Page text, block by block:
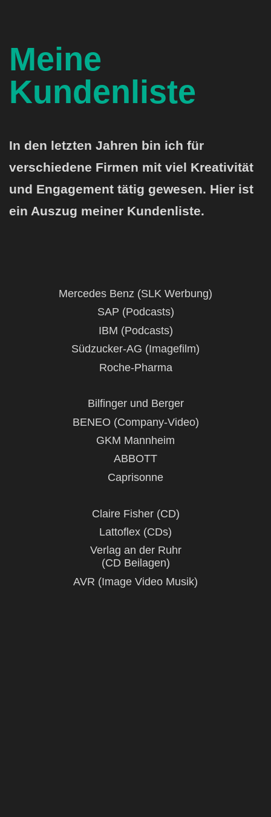
Meine
Kundenliste
In den letzten Jahren bin ich für
verschiedene Firmen mit viel Kreativität
und Engagement tätig gewesen. Hier ist
ein Auszug meiner Kundenliste.
Mercedes Benz (SLK Werbung)
SAP (Podcasts)
IBM (Podcasts)
Südzucker-AG (Imagefilm)
Roche-Pharma
Bilfinger und Berger
BENEO (Company-Video)
GKM Mannheim
ABBOTT
Caprisonne
Claire Fisher (CD)
Lattoflex (CDs)
Verlag an der Ruhr
(CD Beilagen)
AVR (Image Video Musik)